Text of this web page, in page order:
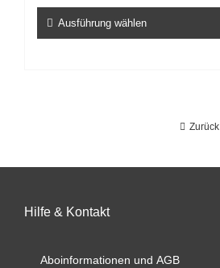
gewählt
werden
Ausführung wählen
Die
können
Produktseite
Zurück
Hilfe & Kontakt
Aboinformationen und AGB